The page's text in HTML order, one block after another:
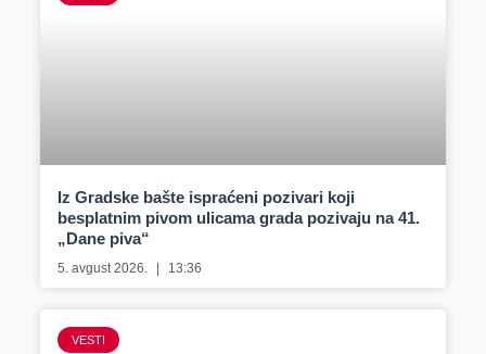
Iz Gradske bašte ispraćeni pozivari koji
besplatnim pivom ulicama grada pozivaju na 41.
„Dane piva“
5. avgust 2026. 13:36
VESTI